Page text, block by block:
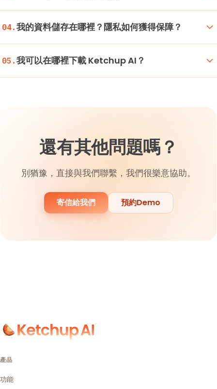
04. 我的資料儲存在哪裡？隱私如何獲得保障？
05. 我可以在哪裡下載 Ketchup AI？
還有其他問題嗎？
別猶豫，直接與我們聯繫，我們很樂意協助。
寄信給我們 預約Demo
產品
功能